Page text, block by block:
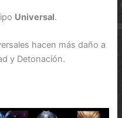
Universal.
hacen más daño a
y Detonación.